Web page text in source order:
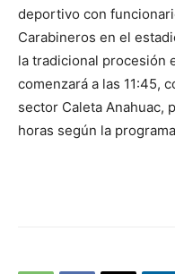
deportivo con
Carabineros en el
la tradicional procesión
comenzará a las 11:45,
sector Caleta Anahuac,
horas según la